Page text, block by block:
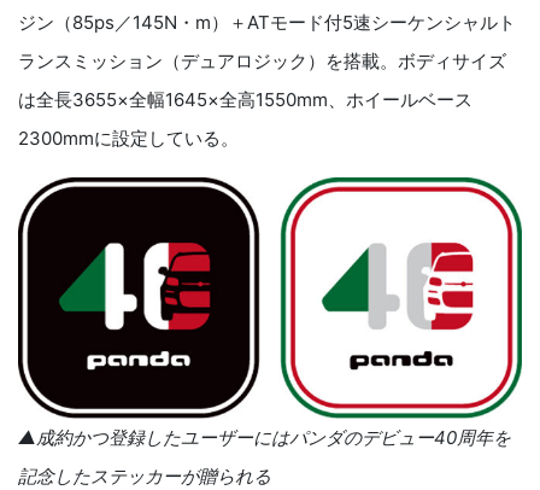
ジン （85ps ／145N ・ m）＋ ATモード付5速シーケンシャルト
ランスミッション（デュアロジック）を搭載。ボディサイズ
は全長3655×全幅1645×全高1550mm 、ホイールベース
2300mmに設定している。
▲成約かつ登録したユーザーにはパンダのデビュー40周年を
記念し たステッカーが贈られる